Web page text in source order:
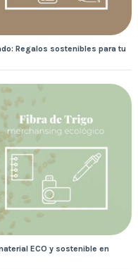
Regalos sostenibles para tu
ECO y sostenible en